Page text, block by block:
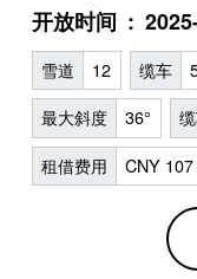
开放时间
雪道 12 缆车
最大斜度 36°
租借费用 CNY 107